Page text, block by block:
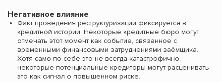
Негативное влияние
Факт проведения реструктуризации фиксируется в
кредитной истории. Некоторые кредитные бюро могут
отмечать этот момент как событие, связанное с
временными финансовыми затруднениями заёмщика.
Хотя само по себе это не всегда катастрофично,
некоторые потенциальные кредиторы могут расценивать
это как сигнал о повышенном риске.